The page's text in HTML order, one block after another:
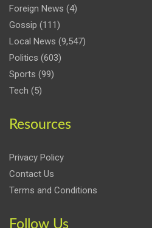
Foreign News (4)
Gossip (111)
Local News (9,547)
Politics (603)
Sports (99)
Tech (5)
Resources
Privacy Policy
Contact Us
Terms and Conditions
Follow Us